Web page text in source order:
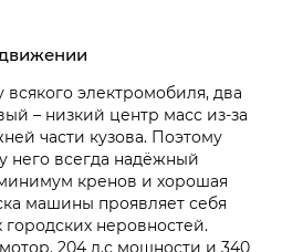
всякого электромобиля, два
– низкий центр масс из-за
части кузова. Поэтому
него всегда надёжный
минимум кренов и хорошая
машины проявляет себя
городских неровностей.
204 л.с мощности и 340